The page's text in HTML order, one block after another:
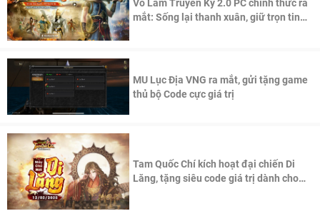
Võ Lâm Truyền Kỳ 2.0 PC chính thức ra
mắt: Sống lại thanh xuân, giữ trọn tinh
MU Lục Địa VNG ra mắt, gửi tặng game
thủ bộ Code cực giá trị
Tam Quốc Chí kích hoạt đại chiến Di
Lăng, tặng siêu code giá trị dành cho